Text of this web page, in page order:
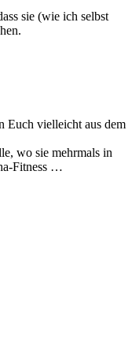
sie (wie ich selbst
Euch vielleicht aus dem
wo sie mehrmals in
Fitness …